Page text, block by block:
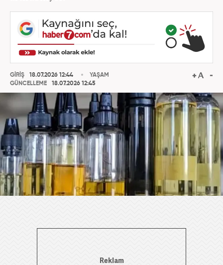
GİRİŞ
18.07.2026 12:44
GÜNCELLEME
18.07.2026 12:45
YAŞAM